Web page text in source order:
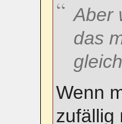
Aber
das
Wenn
zufällig